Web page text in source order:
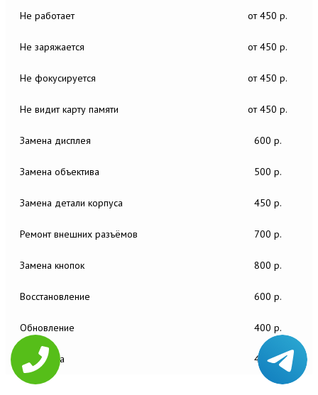
Не работает от 450 р.
Не заряжается от 450 р.
Не фокусируется от 450 р.
Не видит карту памяти от 450 р.
Замена дисплея 600 р.
Замена объектива 500 р.
Замена детали корпуса 450 р.
Ремонт внешних разъёмов 700 р.
Замена кнопок 800 р.
Восстановление 600 р.
Обновление 400 р.
Настройка 450 р.